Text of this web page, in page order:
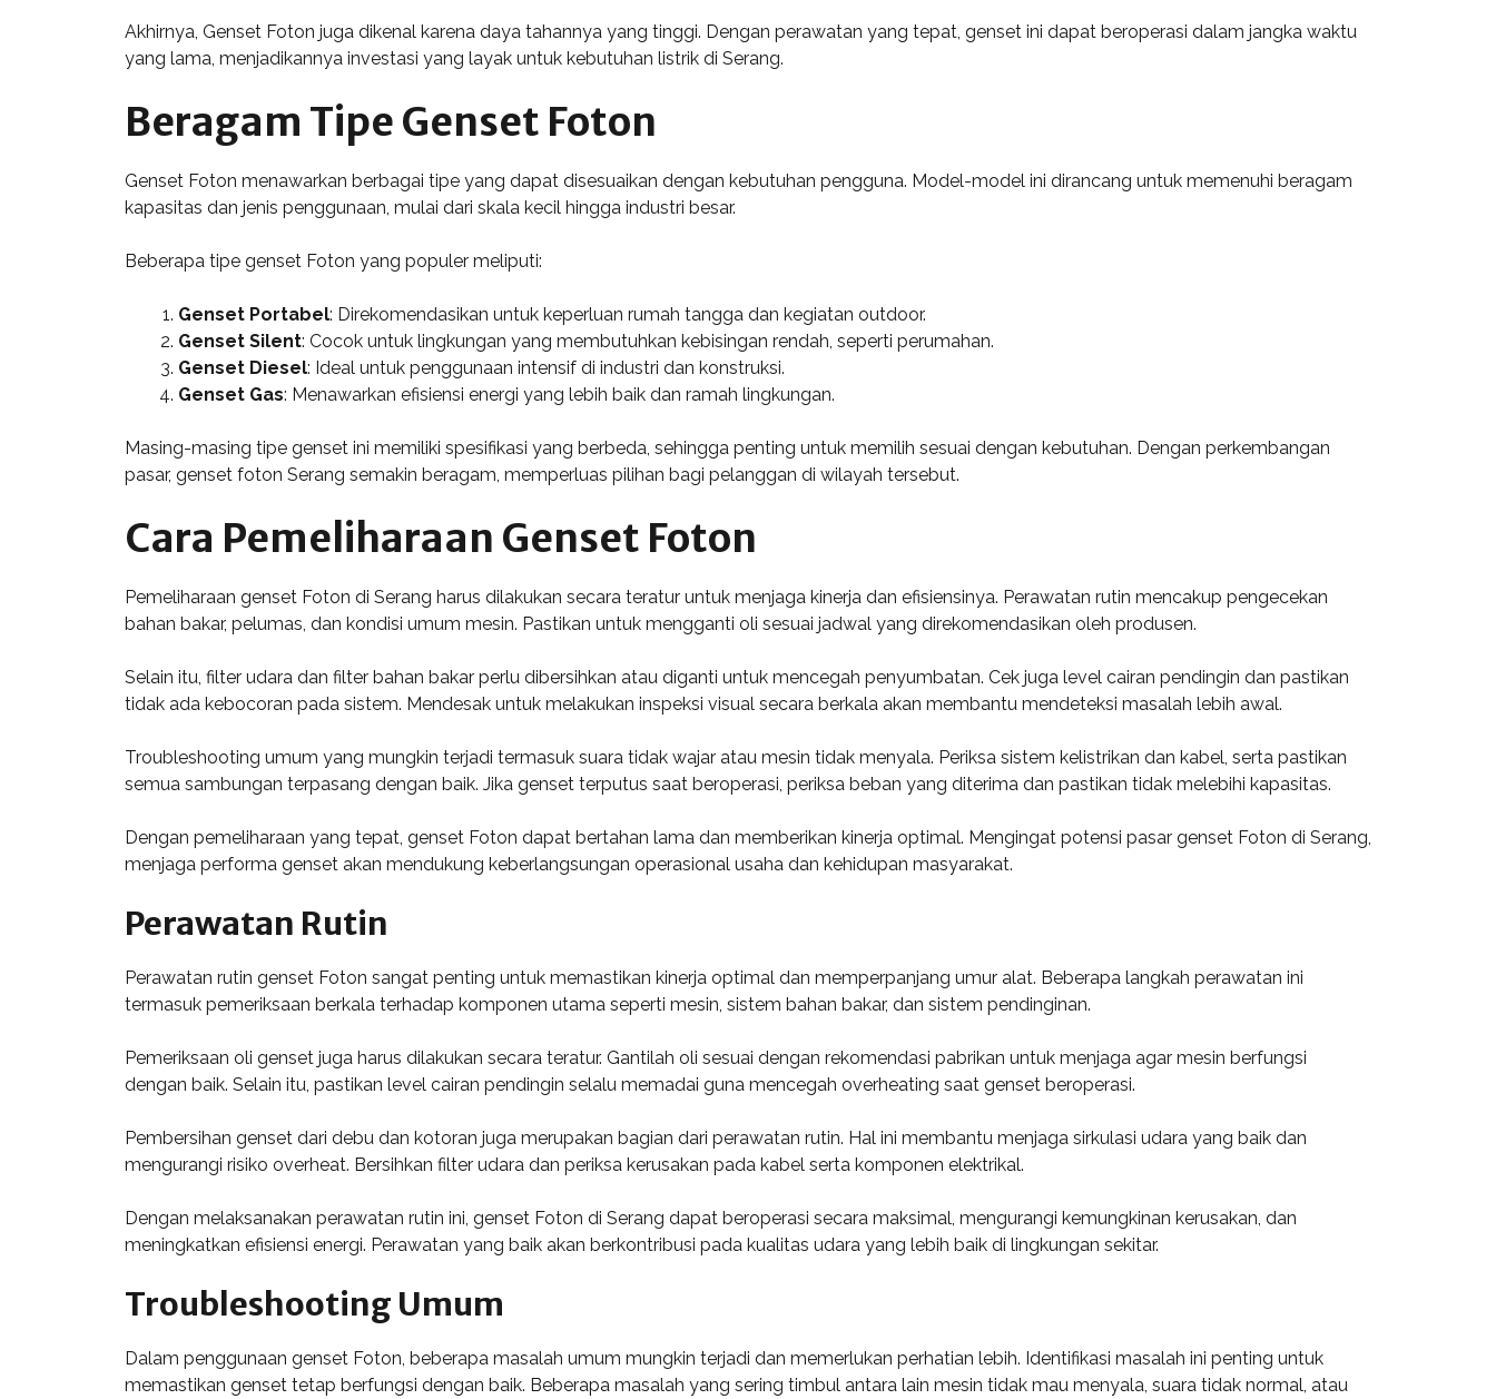
Akhirnya, Genset Foton juga dikenal karena daya tahannya yang tinggi. Dengan perawatan yang tepat, genset ini dapat beroperasi dalam jangka waktu
yang lama, menjadikannya investasi yang layak untuk kebutuhan listrik di Serang.
Beragam Tipe Genset Foton
Genset Foton menawarkan berbagai tipe yang dapat disesuaikan dengan kebutuhan pengguna. Model-model ini dirancang untuk memenuhi beragam
kapasitas dan jenis penggunaan, mulai dari skala kecil hingga industri besar.
Beberapa tipe genset Foton yang populer meliputi:
Genset Portabel: Direkomendasikan untuk keperluan rumah tangga dan kegiatan outdoor.
Genset Silent: Cocok untuk lingkungan yang membutuhkan kebisingan rendah, seperti perumahan.
Genset Diesel: Ideal untuk penggunaan intensif di industri dan konstruksi.
Genset Gas: Menawarkan efisiensi energi yang lebih baik dan ramah lingkungan.
Masing-masing tipe genset ini memiliki spesifikasi yang berbeda, sehingga penting untuk memilih sesuai dengan kebutuhan. Dengan perkembangan
pasar, genset foton Serang semakin beragam, memperluas pilihan bagi pelanggan di wilayah tersebut.
Cara Pemeliharaan Genset Foton
Pemeliharaan genset Foton di Serang harus dilakukan secara teratur untuk menjaga kinerja dan efisiensinya. Perawatan rutin mencakup pengecekan
bahan bakar, pelumas, dan kondisi umum mesin. Pastikan untuk mengganti oli sesuai jadwal yang direkomendasikan oleh produsen.
Selain itu, filter udara dan filter bahan bakar perlu dibersihkan atau diganti untuk mencegah penyumbatan. Cek juga level cairan pendingin dan pastikan
tidak ada kebocoran pada sistem. Mendesak untuk melakukan inspeksi visual secara berkala akan membantu mendeteksi masalah lebih awal.
Troubleshooting umum yang mungkin terjadi termasuk suara tidak wajar atau mesin tidak menyala. Periksa sistem kelistrikan dan kabel, serta pastikan
semua sambungan terpasang dengan baik. Jika genset terputus saat beroperasi, periksa beban yang diterima dan pastikan tidak melebihi kapasitas.
Dengan pemeliharaan yang tepat, genset Foton dapat bertahan lama dan memberikan kinerja optimal. Mengingat potensi pasar genset Foton di Serang,
menjaga performa genset akan mendukung keberlangsungan operasional usaha dan kehidupan masyarakat.
Perawatan Rutin
Perawatan rutin genset Foton sangat penting untuk memastikan kinerja optimal dan memperpanjang umur alat. Beberapa langkah perawatan ini
termasuk pemeriksaan berkala terhadap komponen utama seperti mesin, sistem bahan bakar, dan sistem pendinginan.
Pemeriksaan oli genset juga harus dilakukan secara teratur. Gantilah oli sesuai dengan rekomendasi pabrikan untuk menjaga agar mesin berfungsi
dengan baik. Selain itu, pastikan level cairan pendingin selalu memadai guna mencegah overheating saat genset beroperasi.
Pembersihan genset dari debu dan kotoran juga merupakan bagian dari perawatan rutin. Hal ini membantu menjaga sirkulasi udara yang baik dan
mengurangi risiko overheat. Bersihkan filter udara dan periksa kerusakan pada kabel serta komponen elektrikal.
Dengan melaksanakan perawatan rutin ini, genset Foton di Serang dapat beroperasi secara maksimal, mengurangi kemungkinan kerusakan, dan
meningkatkan efisiensi energi. Perawatan yang baik akan berkontribusi pada kualitas udara yang lebih baik di lingkungan sekitar.
Troubleshooting Umum
Dalam penggunaan genset Foton, beberapa masalah umum mungkin terjadi dan memerlukan perhatian lebih. Identifikasi masalah ini penting untuk
memastikan genset tetap berfungsi dengan baik. Beberapa masalah yang sering timbul antara lain mesin tidak mau menyala, suara tidak normal, atau